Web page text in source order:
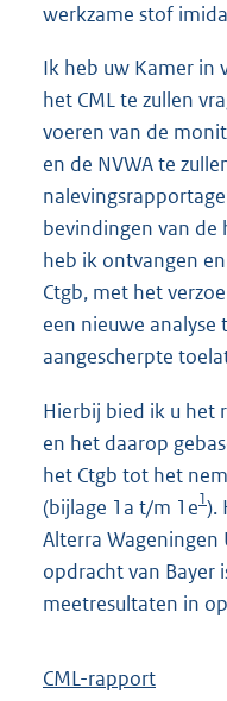
werkzame stof
Ik heb uw Kamer in
het CML te zullen
voeren van de
en de NVWA te
bevindingen van de
heb ik ontvangen
Ctgb, met het
een nieuwe
aangescherpte
Hierbij bied ik u het
en het daarop
het Ctgb tot het
(bijlage 1a t/m 1e1).
Alterra Wageningen
opdracht van Bayer
meetresultaten in
CML-rapport